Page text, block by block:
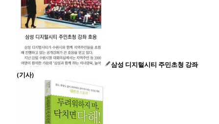
삼성 디지털시티 주민초청 강좌
(기사)